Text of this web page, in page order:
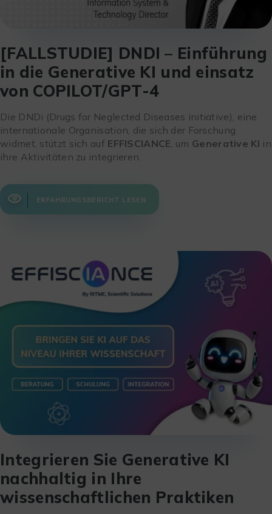
[FALLSTUDIE] DNDI – Einführung
in die Generative KI und einsatz
von COPILOT/GPT-4
Die DNDi (Drugs for Neglected Diseases initiative), eine
internationale Organisation, die sich der Forschung
widmet, stützt sich auf EFFISCIANCE , um Generative KI in
ihre Aktivitäten zu integrieren.
ERFAHRUNGSBERICHT LESEN
Integrieren Sie Generative KI
nachhaltig in Ihre
wissenschaftlichen Praktiken